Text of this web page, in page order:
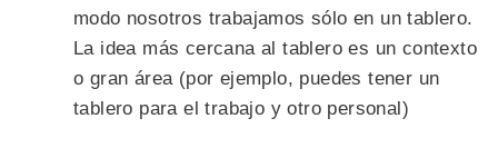
modo nosotros trabajamos sólo en un tablero.
La idea más cercana al tablero es un contexto
o gran área (por ejemplo, puedes tener un
tablero para el trabajo y otro personal)